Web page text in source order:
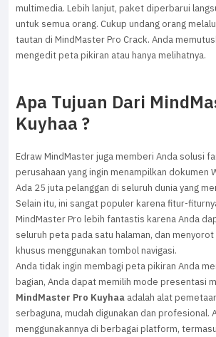
multimedia. Lebih lanjut, paket diperbarui
untuk semua orang. Cukup undang orang
tautan di MindMaster Pro Crack. Anda
mengedit peta pikiran atau hanya melihatnya.
Apa Tujuan Dari
Kuyhaa ?
Edraw MindMaster juga memberi Anda solusi
perusahaan yang ingin menampilkan dokumen
Ada 25 juta pelanggan di seluruh dunia yang
Selain itu, ini sangat populer karena fitur-
MindMaster Pro lebih fantastis karena Anda
seluruh peta pada satu halaman, dan
khusus menggunakan tombol navigasi.
Anda tidak ingin membagi peta pikiran Anda
bagian, Anda dapat memilih mode presentasi
MindMaster Pro Kuyhaa adalah alat
serbaguna, mudah digunakan dan profesional.
menggunakannya di berbagai platform,